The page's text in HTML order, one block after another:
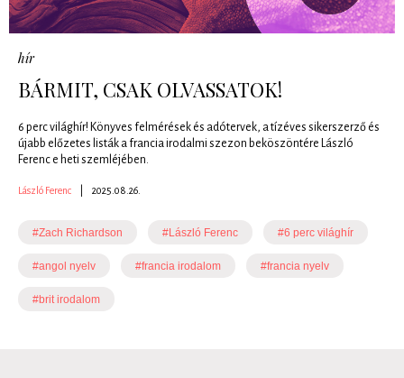
hír
BÁRMIT, CSAK OLVASSATOK!
6 perc világhír! Könyves felmérések és adótervek, a tízéves sikerszerző és
újabb előzetes listák a francia irodalmi szezon beköszöntére László
Ferenc e heti szemléjében.
László Ferenc 2025.08.26.
#Zach Richardson #László Ferenc #6 perc világhír
#angol nyelv #francia irodalom #francia nyelv
#brit irodalom